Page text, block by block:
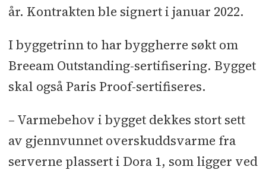
år. Kontrakten ble signert i januar 2022.
I byggetrinn to har byggherre søkt om
Breeam Outstanding-sertifisering. Bygget
skal også Paris Proof-sertifiseres.
– Varmebehov i bygget dekkes stort sett
av gjennvunnet overskuddsvarme fra
serverne plassert i Dora 1, som ligger ved